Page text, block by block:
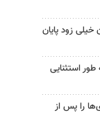
خیلی زود پایان
طور استثنایی
را پس از